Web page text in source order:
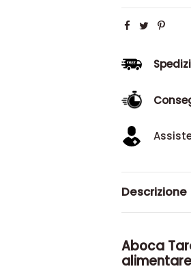
Descrizione
Aboca
alimentare